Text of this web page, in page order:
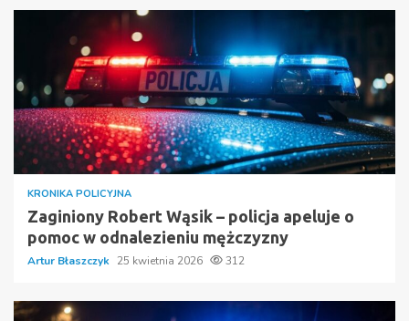
KRONIKA POLICYJNA
Zaginiony Robert Wąsik – policja apeluje o
pomoc w odnalezieniu mężczyzny
Artur Błaszczyk 25 kwietnia 2026 312